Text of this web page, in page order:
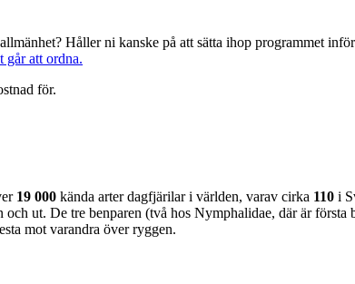
Håller ni kanske på att sätta ihop programmet
går att ordna.
för.
19 000 kända arter dagfjärilar i världen, varav cirka 110 i
ut. De tre benparen (två hos Nymphalidae, där är
mot varandra över ryggen.